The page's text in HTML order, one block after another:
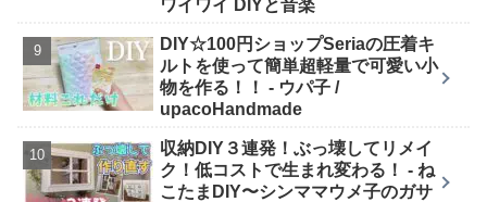
ワイワイ DIYと音楽
DIY☆100円ショップSeriaの圧着キ
ルトを使って簡単超軽量で可愛い小
物を作る！！ - ウパ子 /
upacoHandmade
収納DIY３連発！ぶっ壊してリメイ
ク！低コストで生まれ変わる！ - ね
こたまDIY〜シンママウメ子のガサ